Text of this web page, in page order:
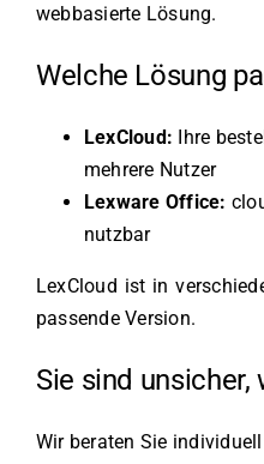
webbasierte Lösung.
Welche Lösung
LexCloud: Ihre
mehrere Nutzer
Lexware Office:
nutzbar
LexCloud ist in
passende Version.
Sie sind unsicher,
Wir beraten Sie